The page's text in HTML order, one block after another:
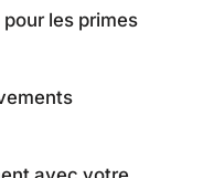
les primes